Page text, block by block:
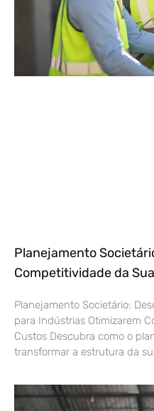
Planejamento
Competitividade da
Planejamento Societário:
para Indústrias Otimizarem
Custos Descubra como o
transformar a estrutura da